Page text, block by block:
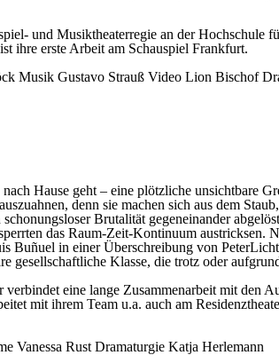
und Musiktheaterregie an der
ihre erste Arbeit am Schauspiel Frankfurt.
MusikGustavo Strauß VideoLion Bischof
Hause geht – eine plötzliche unsichtbare
denn sie machen sich aus dem
Brutalität gegeneinander
das Raum-Zeit-Kontinuum
Buñuel in einer Überschreibung von
gesellschaftliche Klasse, die trotz oder
eine lange Zusammenarbeit mit
mit ihrem Team u.a. auch am
Vanessa Rust Dramaturgie Katja Herlemann